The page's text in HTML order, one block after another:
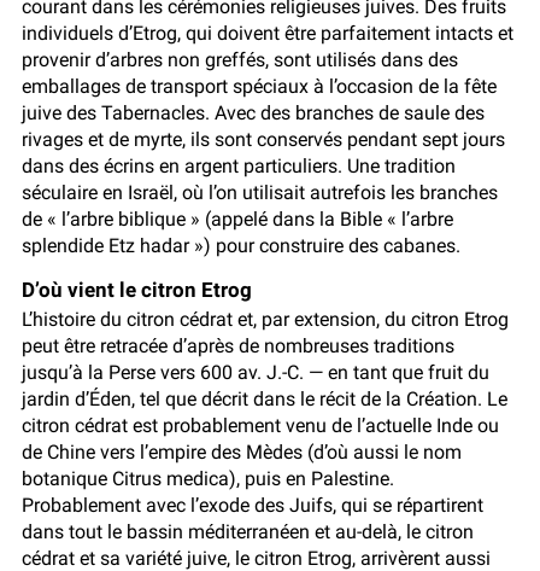
courant dans les cérémonies religieuses juives. Des fruits
individuels d’Etrog, qui doivent être parfaitement intacts et
provenir d’arbres non greffés, sont utilisés dans des
emballages de transport spéciaux à l’occasion de la fête
juive des Tabernacles. Avec des branches de saule des
rivages et de myrte, ils sont conservés pendant sept jours
dans des écrins en argent particuliers. Une tradition
séculaire en Israël, où l’on utilisait autrefois les branches
de « l’arbre biblique » (appelé dans la Bible « l’arbre
splendide Etz hadar ») pour construire des cabanes.
D’où vient le citron Etrog
L’histoire du citron cédrat et, par extension, du citron Etrog
peut être retracée d’après de nombreuses traditions
jusqu’à la Perse vers 600 av. J.-C. — en tant que fruit du
jardin d’Éden, tel que décrit dans le récit de la Création. Le
citron cédrat est probablement venu de l’actuelle Inde ou
de Chine vers l’empire des Mèdes (d’où aussi le nom
botanique Citrus medica), puis en Palestine.
Probablement avec l’exode des Juifs, qui se répartirent
dans tout le bassin méditerranéen et au-delà, le citron
cédrat et sa variété juive, le citron Etrog, arrivèrent aussi